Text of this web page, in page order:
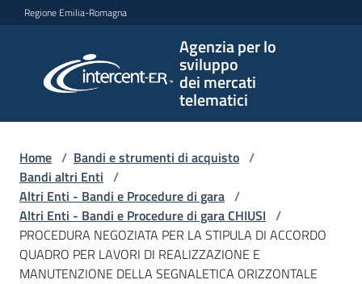
Vai al contenuto
Vai alla navigazione
Vai al footer
Regione Emilia-Romagna
Agenzia per lo
sviluppo
dei mercati
telematici
per lo
sviluppo
telematici
L'Agenzia
Home / Bandi e strumenti di acquisto /
Bandi altri Enti /
Altri Enti - Bandi e Procedure di gara /
Altri Enti - Bandi e Procedure di gara CHIUSI /
PROCEDURA NEGOZIATA PER LA STIPULA DI ACCORDO
QUADRO PER LAVORI DI REALIZZAZIONE E
MANUTENZIONE DELLA SEGNALETICA ORIZZONTALE